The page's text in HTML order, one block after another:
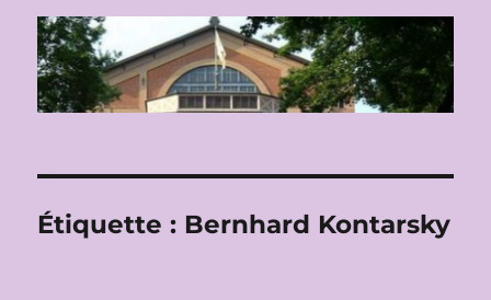
Étiquette : Bernhard Kontarsky